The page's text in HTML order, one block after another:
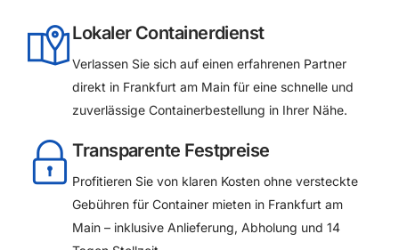
Lokaler Containerdienst
Verlassen Sie sich auf einen erfahrenen Partner
direkt in Frankfurt am Main für eine schnelle und
zuverlässige Containerbestellung in Ihrer Nähe.
Transparente Festpreise
Profitieren Sie von klaren Kosten ohne versteckte
Gebühren für Container mieten in Frankfurt am
Main – inklusive Anlieferung, Abholung und 14